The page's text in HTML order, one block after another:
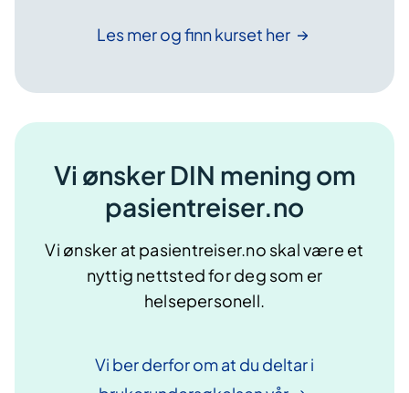
Les mer og finn kurset her
Vi ønsker DIN mening om
pasientreiser.no
Vi ønsker at pasientreiser.no skal være et
nyttig nettsted for deg som er
helsepersonell.
Vi ber derfor om at du deltar i